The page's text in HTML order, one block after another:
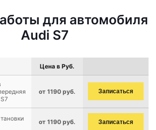
для автомобиля
Audi S7
Цена в Руб.
от 1190 руб. Записаться
от 1190 руб. Записаться